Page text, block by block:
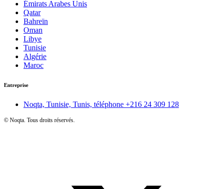
Émirats Arabes Unis
Qatar
Bahreïn
Oman
Libye
Tunisie
Algérie
Maroc
Entreprise
Noqta, Tunisie, Tunis, téléphone +216 24 309 128
© Noqta. Tous droits réservés.